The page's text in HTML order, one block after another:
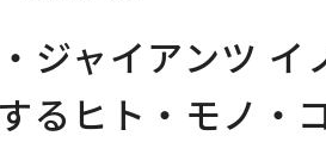
ジャイアンツ
るヒト・モノ・コ